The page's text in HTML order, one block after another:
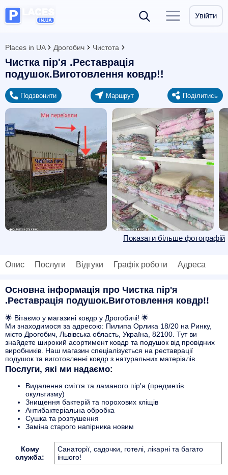
Увійти
Places in UA Дрогобич Чистота
Чистка пір'я .Реставрація
подушок.Виготовлення ковдр!!
Подзвонити Маршрут Поділитись
Показати більше фотографій
Опис Послуги Відгуки Графік роботи Адреса
Основна інформація про Чистка пір'я
.Реставрація подушок.Виготовлення ковдр!!
🌟 Вітаємо у магазині ковдр у Дрогобичі! 🌟
Ми знаходимося за адресою: Пилипа Орлика 18/20 на Ринку,
місто Дрогобич, Львівська область, Україна, 82100. Тут ви
знайдете широкий асортимент ковдр та подушок від провідних
виробників. Наш магазин спеціалізується на реставрації
подушок та виготовленні ковдр з натуральних матеріалів.
Послуги, які ми надаємо:
Видалення сміття та ламаного пір'я (предметів
окультизму)
Знищення бактерій та порохових кліщів
Антибактеріальна обробка
Сушка та розпушення
Заміна старого напірника новим
Кому
служба:
Санаторії, садочки, готелі, лікарні та багато
іншого!